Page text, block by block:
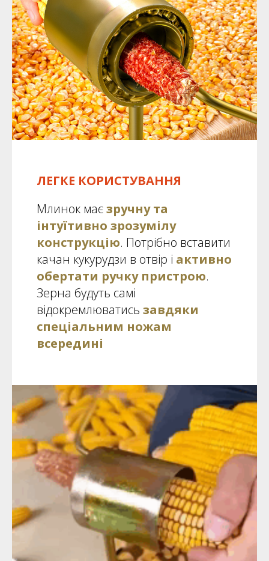
ЛЕГКЕ КОРИСТУВАННЯ
Млинок маєзручну та
інтуїтивно зрозумілу
конструкцію. Потрібно вставити
качан кукурудзи в отвір і активно
обертати ручку пристрою.
Зерна будуть самі
відокремлюватись завдяки
спеціальним ножам
всередині